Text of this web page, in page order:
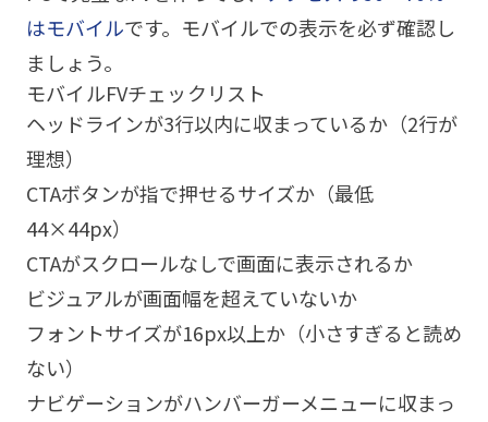
はモバイルです。モバイルでの表示を必ず確認し
ましょう。
モバイルFVチェックリスト
ヘッドラインが3行以内に収まっているか（2行が
理想）
CTAボタンが指で押せるサイズか（最低
44×44px）
CTAがスクロールなしで画面に表示されるか
ビジュアルが画面幅を超えていないか
フォントサイズが16px以上か（小さすぎると読め
ない）
ナビゲーションがハンバーガーメニューに収まっ